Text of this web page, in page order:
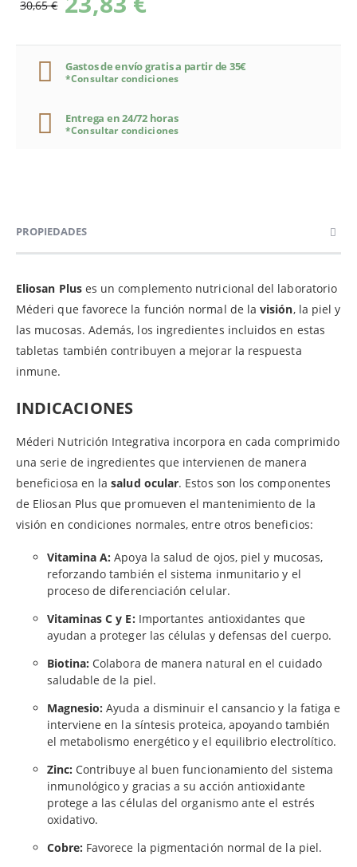
30,65 €
Gastos de envío gratis a partir de 35€
*Consultar condiciones
Entrega en 24/72 horas
*Consultar condiciones
PROPIEDADES
Eliosan Pluses un complemento nutricional del laboratorio
Méderi que favorece la función normal de lavisión, la piel y
las mucosas. Además, los ingredientes incluidos en estas
tabletas también contribuyen a mejorar la respuesta
inmune.
INDICACIONES
Méderi Nutrición Integrativa incorpora en cada comprimido
una serie de ingredientes que intervienen de manera
beneficiosa en lasalud ocular. Estos son los componentes
de Eliosan Plus que promueven el mantenimiento de la
visión en condiciones normales, entre otros beneficios:
Vitamina A: Apoya la salud de ojos, piel y mucosas,
reforzando también el sistema inmunitario y el
proceso de diferenciación celular.
Vitaminas C y E: Importantes antioxidantes que
ayudan a proteger las células y defensas del cuerpo.
Biotina: Colabora de manera natural en el cuidado
saludable de la piel.
Magnesio: Ayuda a disminuir el cansancio y la fatiga e
interviene en la síntesis proteica, apoyando también
el metabolismo energético y el equilibrio electrolítico.
Zinc: Contribuye al buen funcionamiento del sistema
inmunológico y gracias a su acción antioxidante
protege a las células del organismo ante el estrés
oxidativo.
Cobre: Favorece la pigmentación normal de la piel.